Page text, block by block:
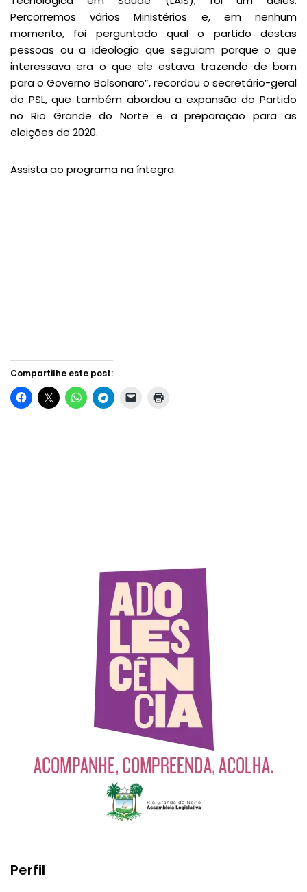
Percorremos vários Ministérios e, em nenhum
momento, foi perguntado qual o partido destas
pessoas ou a ideologia que seguiam porque o que
interessava era o que ele estava trazendo de bom
para o Governo Bolsonaro”, recordou o secretário-geral
do PSL, que também abordou a expansão do Partido
no Rio Grande do Norte e a preparação para as
eleições de 2020.
Assista ao programa na íntegra:
Compartilhe este post:
Perfil